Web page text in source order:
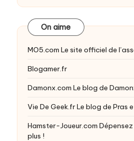
On aime
MO5.com Le site officiel de
Blogamer.fr
Damonx.com Le blog de
Vie De Geek.frLe blog de Pras
Hamster-Joueur.com
plus !